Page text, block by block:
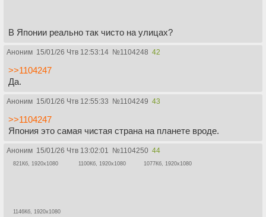
В Японии реально так чисто на улицах?
Аноним 15/01/26 Чтв 12:53:14 №1104248 42
>>1104247
Да.
Аноним 15/01/26 Чтв 12:55:33 №1104249 43
>>1104247
Япония это самая чистая страна на планете вроде.
Аноним 15/01/26 Чтв 13:02:01 №1104250 44
821Кб, 1920x1080 1100Кб, 1920x1080 1077Кб, 1920x1080
1146Кб, 1920x1080